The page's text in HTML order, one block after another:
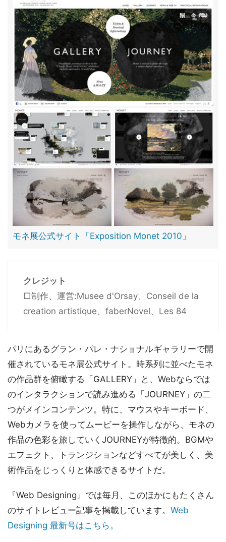
モネ展公式サイト「Exposition Monet 2010」
クレジット
□制作、運営:Musee d'Orsay、Conseil de la
creation artistique、faberNovel、Les 84
パリにあるグラン・パレ・ナショナルギャラリーで開
催されているモネ展公式サイト。時系列に並べたモネ
の作品群を俯瞰する「GALLERY」と、Webならでは
のインタラクションで読み進める「JOURNEY」の二
つがメインコンテンツ。特に、マウスやキーボード、
Webカメラを使ってムービーを操作しながら、モネの
作品の色彩を旅していくJOURNEYが特徴的。BGMや
エフェクト、トランジションなどすべてが美しく、美
術作品をじっくりと体感できるサイトだ。
『Web Designing』では毎月、このほかにもたくさん
のサイトレビュー記事を掲載しています。 Web
Designing 最新号はこちら。